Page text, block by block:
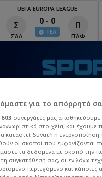
UEFA EUROPA LEAGUE
Χ
ΧΡΆ
0 - 1
ΤΕΛ
Μ
ΜΠΕ
La Liga
για το απόρρητό
603 συνεργάτες μας
στοιχεία, και
καταστεί δυνατή η
οι σκοποί που εμφανίζονται
τα δεδομένα με σκοπό την
συγκατάθεσή σας, οι εν λόγω
περιεχόμενο και κάποιες